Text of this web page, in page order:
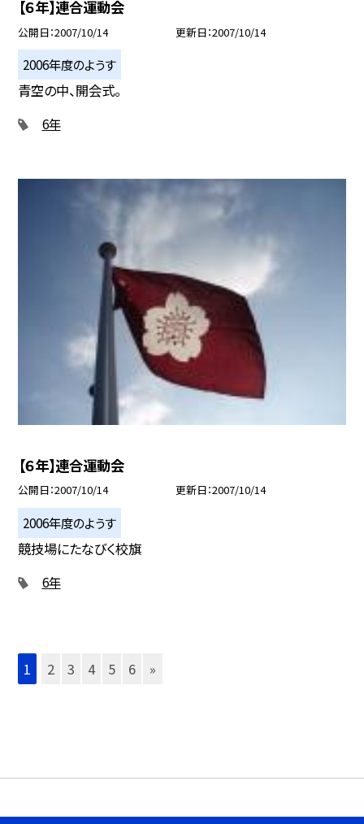
【６年】連合運動会
公開日 2007/10/14 更新日 2007/10/14
2006年度のようす
青空の中、開会式。
6年
【６年】連合運動会
公開日 2007/10/14 更新日 2007/10/14
2006年度のようす
競技場にたなびく校旗
6年
1 2 3 4 5 6 »